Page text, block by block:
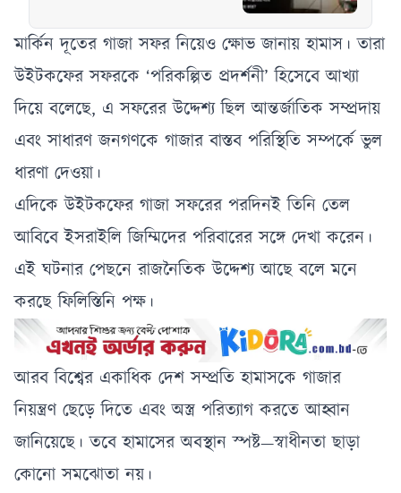
হামলায় নিহত অন্তত
৩৫
মার্কিন দূতের গাজা সফর নিয়েও ক্ষোভ জানায় হামাস। তারা
উইটকফের সফরকে ‘পরিকল্পিত প্রদর্শনী’ হিসেবে আখ্যা
দিয়ে বলেছে, এ সফরের উদ্দেশ্য ছিল আন্তর্জাতিক সম্প্রদায়
এবং সাধারণ জনগণকে গাজার বাস্তব পরিস্থিতি সম্পর্কে ভুল
ধারণা দেওয়া।
এদিকে উইটকফের গাজা সফরের পরদিনই তিনি তেল
আবিবে ইসরাইলি জিম্মিদের পরিবারের সঙ্গে দেখা করেন।
এই ঘটনার পেছনে রাজনৈতিক উদ্দেশ্য আছে বলে মনে
করছে ফিলিস্তিনি পক্ষ।
আরব বিশ্বের একাধিক দেশ সম্প্রতি হামাসকে গাজার
নিয়ন্ত্রণ ছেড়ে দিতে এবং অস্ত্র পরিত্যাগ করতে আহ্বান
জানিয়েছে। তবে হামাসের অবস্থান স্পষ্ট—স্বাধীনতা ছাড়া
কোনো সমঝোতা নয়।